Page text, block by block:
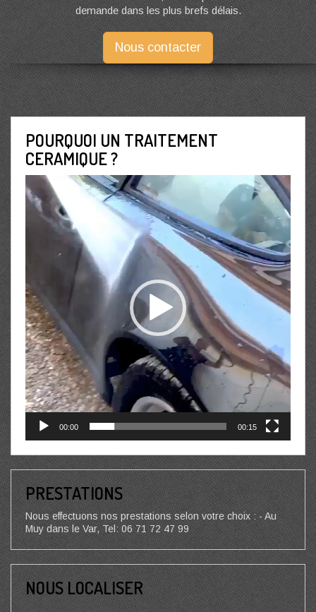
demande dans les plus brefs délais.
Nous contacter
POURQUOI UN TRAITEMENT
CERAMIQUE ?
Lecteur
vidéo
00:00 00:15
PRESTATIONS
Nous effectuons nos prestations selon votre choix : - Au
Muy dans le Var, Tel: 06 71 72 47 99
NOUS LOCALISER